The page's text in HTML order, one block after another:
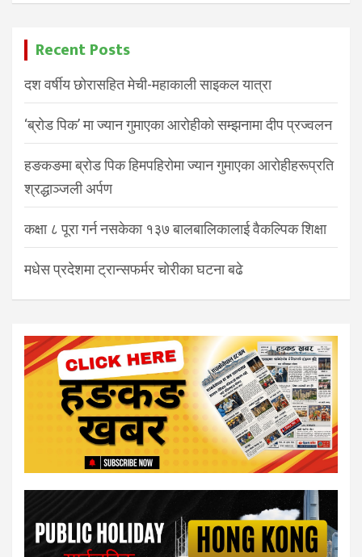
Recent Posts
दश वर्षीय छोरासहित मेची-महाकाली साइकल यात्रा
‘ब्रोड पिक’ मा ज्यान गुमाएका आरोहीको सम्झनामा दीप प्रज्वलन
हङकङमा ब्रोड पिक हिमपहिरोमा ज्यान गुमाएका आरोहीहरूप्रति
श्रद्धाञ्जली अर्पण
कक्षा ८ पूरा गर्न नसकेका १३७ बालबालिकालाई वैकल्पिक शिक्षा
मधेस प्रदेशमा ट्रान्सफर्मर चोरीका घटना बढे